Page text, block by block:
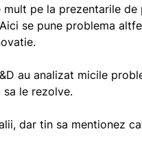
pe la prezentarile
se pune problema
au analizat micile
le rezolve.
dar tin sa mentionez